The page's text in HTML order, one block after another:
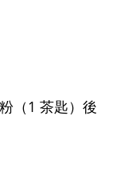
（1 茶匙）後